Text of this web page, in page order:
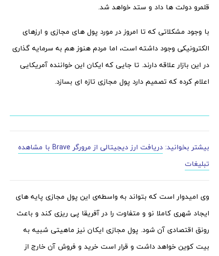
قلمرو دولت ها داد و ستد خواهد شد.
با وجود مشکلاتی که تا امروز در مورد پول های مجازی و ارزهای
الکترونیکی وجود داشته است، اما مردم هنوز هم به سرمایه گذاری
در این بازار علاقه دارند. تا جایی که ایکان این خواننده آمریکایی
اعلام کرده که تصمیم دارد پول مجازی تازه ای بسازد.
بیشتر بخوانید:
دریافت ارز دیجیتالی از مرورگر Brave با مشاهده
تبلیغات
وی امیدوار است که بتواند به واسطه‌ی این پول مجازی پایه های
ایجاد شهری کاملا نو و متفاوت را در آفریقا پی ریزی کند و باعث
رونق اقتصادی آن شود. پول مجازی ایکان نیز ماهیتی شبیه به
بیت کوین خواهد داشت و قرار است خرید و فروش آن خارج از